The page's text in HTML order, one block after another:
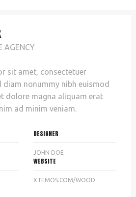
AGENCY
sit amet, consectetuer
diam nonummy nibh euismod
dolore magna aliquam erat
ad minim veniam.
DESIGNER
JOHN DOE
WEBSITE
XTEMOS.COM/WOOD